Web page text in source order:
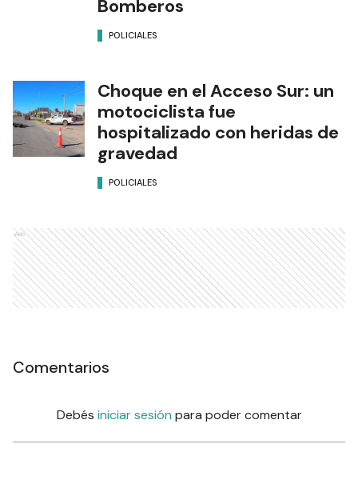
Bomberos
POLICIALES
Choque en el Acceso Sur: un
motociclista fue
hospitalizado con heridas de
gravedad
POLICIALES
Ads
Comentarios
Debés iniciar sesión para poder comentar